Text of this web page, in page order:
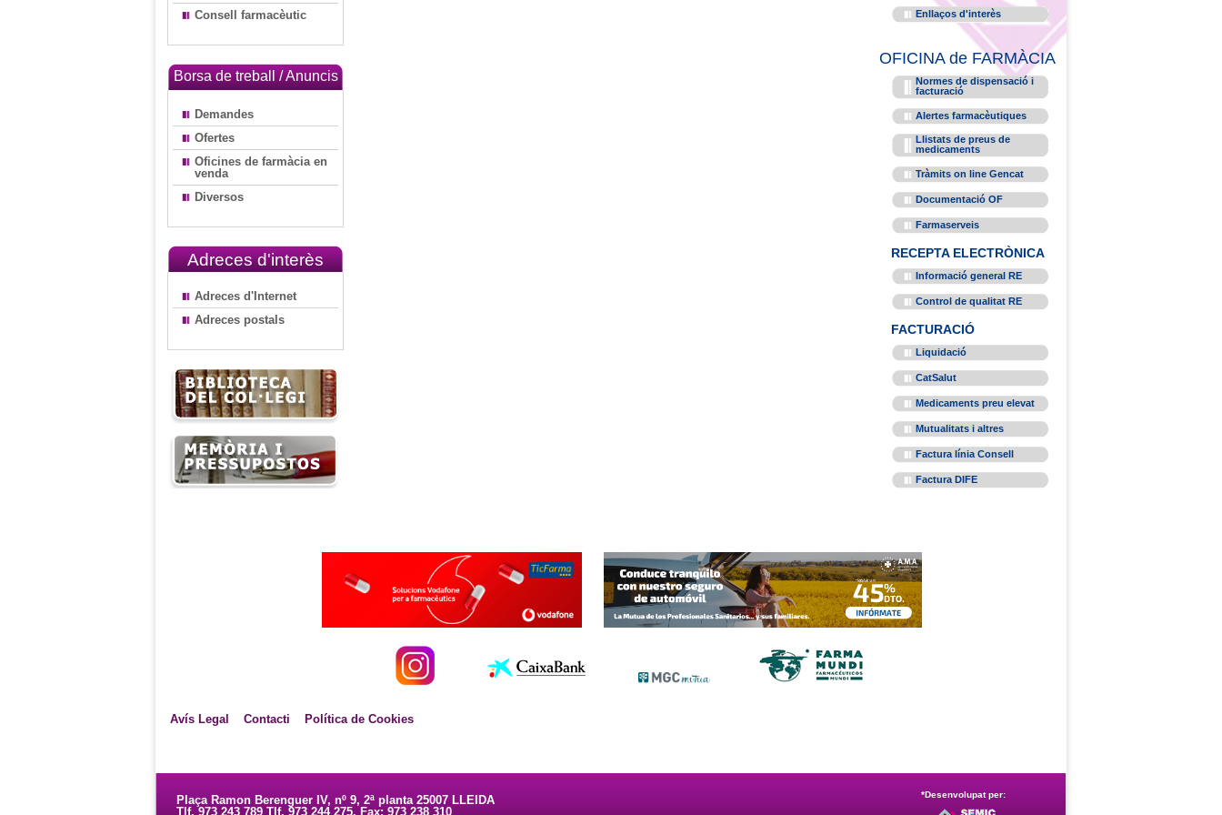
Consell farmacèutic
Borsa de treball / Anuncis
Demandes
Ofertes
Oficines de farmàcia en
venda
Diversos
Adreces d'interès
Adreces d'Internet
Adreces postals
Enllaços d'interès
OFICINA de FARMÀCIA
Normes de dispensació i
facturació
Alertes farmacèutiques
Llistats de preus de
medicaments
Tràmits on line Gencat
Documentació OF
Farmaserveis
RECEPTA ELECTRÒNICA
Informació general RE
Control de qualitat RE
FACTURACIÓ
Liquidació
CatSalut
Medicaments preu elevat
Mutualitats i altres
Factura línia Consell
Factura DIFE
Avís Legal Contacti Política de Cookies
Plaça Ramon Berenguer IV, nº 9, 2ª planta 25007 LLEIDA
Tlf. 973 243 789 Tlf. 973 244 275. Fax: 973 238 310
*Desenvolupat per: